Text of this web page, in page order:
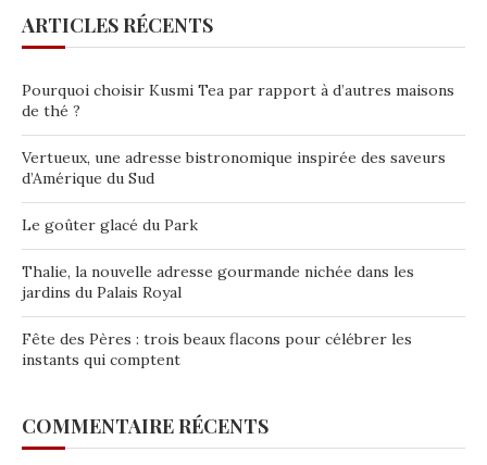
ARTICLES RÉCENTS
Pourquoi choisir Kusmi Tea par rapport à d’autres maisons
de thé ?
Vertueux, une adresse bistronomique inspirée des saveurs
d’Amérique du Sud
Le goûter glacé du Park
Thalie, la nouvelle adresse gourmande nichée dans les
jardins du Palais Royal
Fête des Pères : trois beaux flacons pour célébrer les
instants qui comptent
COMMENTAIRE RÉCENTS